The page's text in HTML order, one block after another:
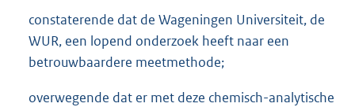
constaterende dat de Wageningen Universiteit, de
WUR, een lopend onderzoek heeft naar een
betrouwbaardere meetmethode;
overwegende dat er met deze chemisch-analytische